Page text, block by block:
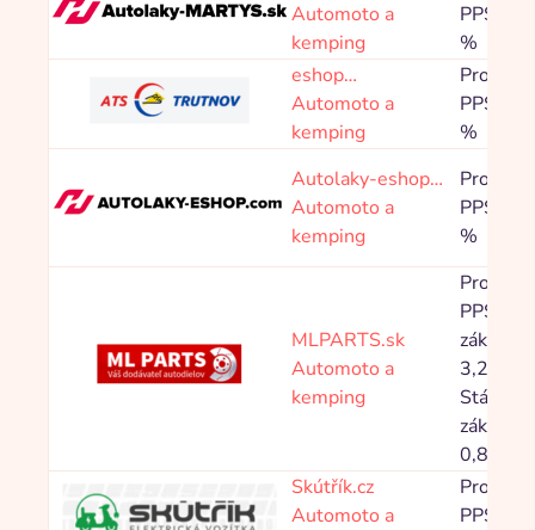
Automoto a
kemping
PPS
%
eshop…
Automoto a
kemping
Provize
PPS
%
Autolaky-eshop…
Automoto a
kemping
Provize
PPS
%
MLPARTS.sk
Automoto a
kemping
Provize
PPS
zákazník
3,20 %,
Stávající
zákazník
0,80 %
Skútřík.cz
Automoto a
Provize
PPS